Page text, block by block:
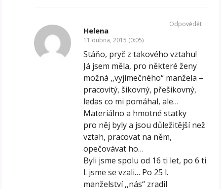
Helena
11 dubna, 2015 (0:05)
Stáňo, pryč z takového vztahu!
Já jsem měla, pro některé ženy
možná ,,vyjímečného“ manžela –
pracovitý, šikovný, přešikovný,
ledas co mi pomáhal, ale…
Materiálno a hmotné statky
pro něj byly a jsou důležitější než
vztah, pracovat na něm,
opečovávat ho…
Byli jsme spolu od 16 ti let, po 6 ti
l. jsme se vzali… Po 25 l.
manželství ,,nás“ zradil
Odpovědět